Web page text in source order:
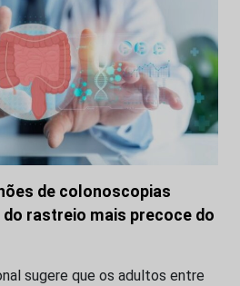
de colonoscopias
rastreio mais precoce do
sugere que os adultos entre